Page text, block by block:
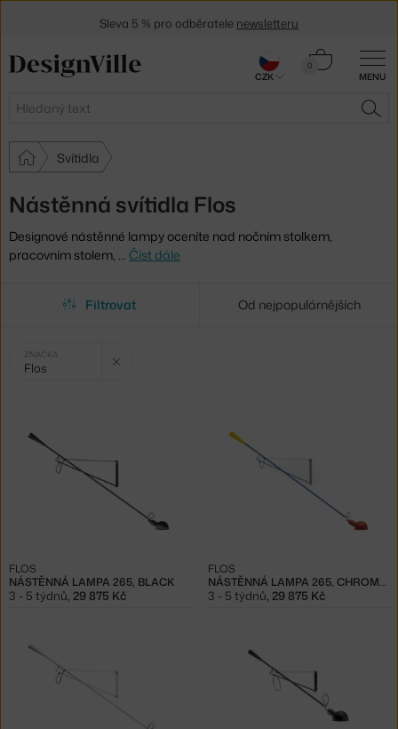
MENU
Hledat
0
Košík
Svítidla
Nástěnná svítidla Flos
Designové nástěnné lampy oceníte nad nočním stolkem,
pracovním stolem, … Číst dále
Filtrovat Od nejpopulárnějších
Vybrané
filtry:
ZNAČKA
Flos
NÁSTĚNNÁ LAMPA 265, BLACK
FLOS
3 - 5 týdnů 29 875 Kč
NÁSTĚNNÁ LAMPA 265, CHROMATICA
FLOS
3 - 5 týdnů 29 875 Kč
Sleva 5 % pro odběratele newsletteru
30 dní na vrácení zboží
CZK